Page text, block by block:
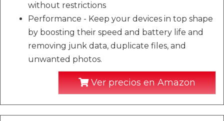
without restrictions
Performance - Keep your devices in top shape
by boosting their speed and battery life and
removing junk data, duplicate files, and
unwanted photos.
Ver precios en Amazon